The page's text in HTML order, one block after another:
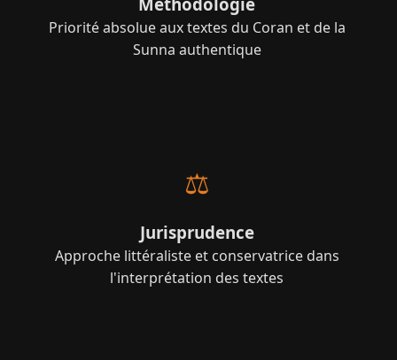
Priorité absolue aux textes du Coran et de la
Sunna authentique
⚖️
Jurisprudence
Approche littéraliste et conservatrice dans
l'interprétation des textes